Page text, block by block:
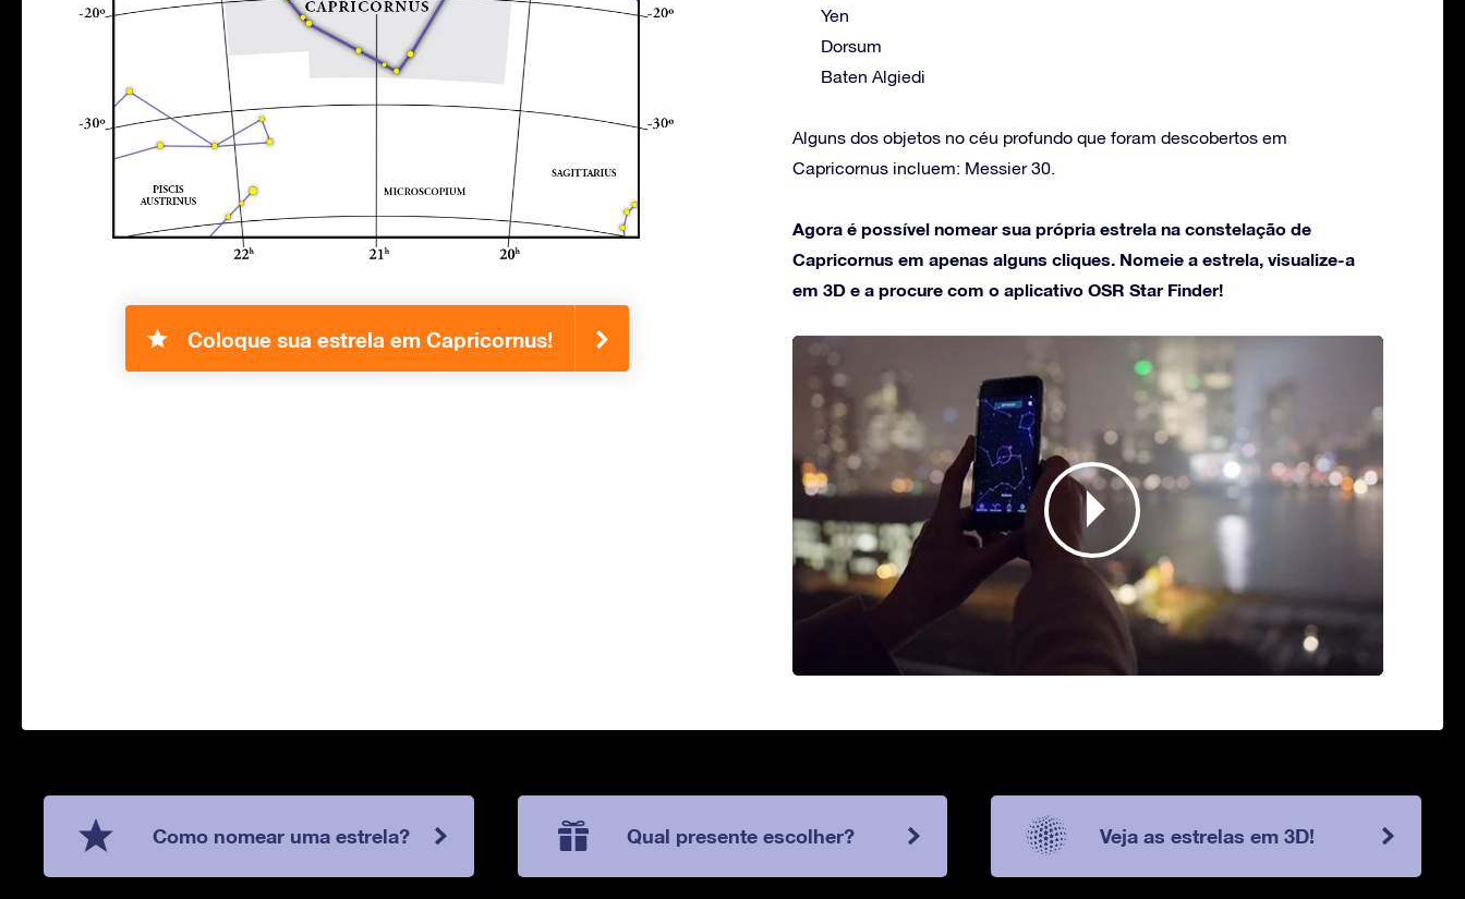
Coloque sua estrela em Capricornus!
Yen
Dorsum
Baten Algiedi
Alguns dos objetos no céu profundo que foram descobertos em
Capricornus incluem: Messier 30.
Agora é possível nomear sua própria estrela na constelação de
Capricornus em apenas alguns cliques. Nomeie a estrela, visualize-a
em 3D e a procure com o aplicativo OSR Star Finder!
Como nomear uma estrela? Qual presente escolher? Veja as estrelas em 3D!